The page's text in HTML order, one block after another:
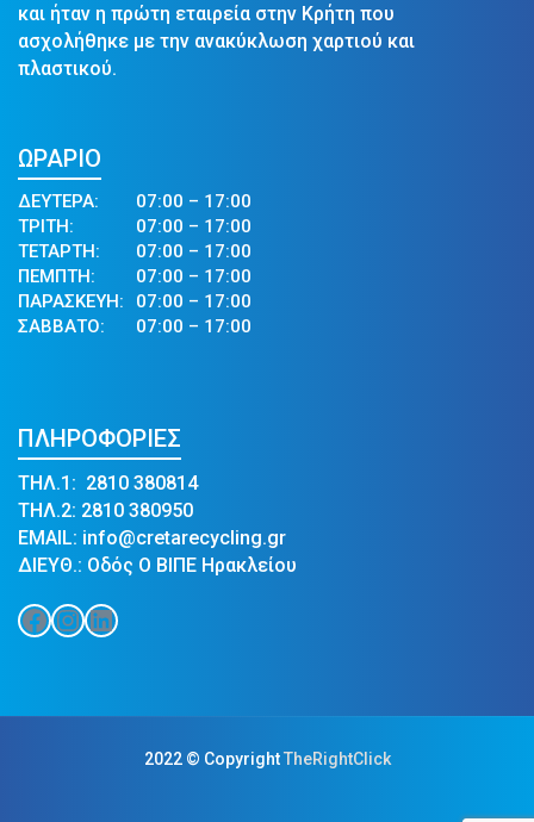
και ήταν η πρώτη εταιρεία στην Κρήτη που
ασχολήθηκε με την ανακύκλωση χαρτιού και
πλαστικού.
ΩΡΑΡΙΟ
ΔΕΥΤΕΡΑ:
ΤΡΙΤΗ:
ΤΕΤΑΡΤΗ:
ΠΕΜΠΤΗ:
ΠΑΡΑΣΚΕΥΗ:
ΣΑΒΒΑΤΟ:
07:00 – 17:00
07:00 – 17:00
07:00 – 17:00
07:00 – 17:00
07:00 – 17:00
07:00 – 17:00
ΠΛΗΡΟΦΟΡΙΕΣ
ΤΗΛ.1: 2810 380814
ΤΗΛ.2: 2810 380950
EMAIL: info@cretarecycling.gr
ΔΙΕΥΘ.: Οδός Ο ΒΙΠΕ Ηρακλείου
Facebook
Instagram
Linkedin
2022 © CopyrightTheRightClick